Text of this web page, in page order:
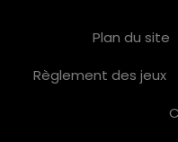
Plan du site
Règlement des jeux